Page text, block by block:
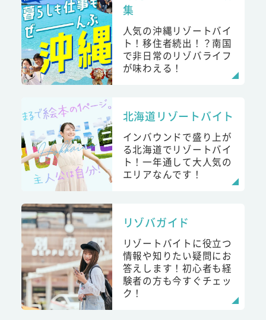
集
人気の沖縄リゾートバイ
ト！移住者続出！？南国
で非日常のリゾバライフ
が味わえる！
北海道リゾートバイト
インバウンドで盛り上が
る北海道でリゾートバイ
ト！一年通して大人気の
エリアなんです！
リゾバガイド
リゾートバイトに役立つ
情報や知りたい疑問にお
答えします！初心者も経
験者の方も今すぐチェッ
ク！